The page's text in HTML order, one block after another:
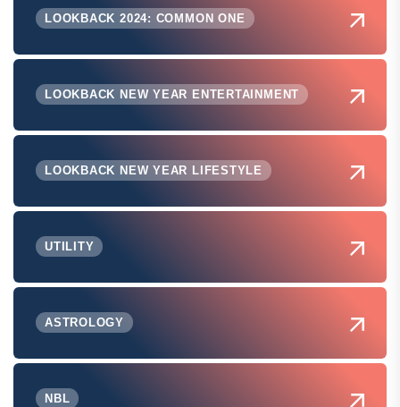
LOOKBACK 2024: COMMON ONE
LOOKBACK NEW YEAR ENTERTAINMENT
LOOKBACK NEW YEAR LIFESTYLE
UTILITY
ASTROLOGY
NBL